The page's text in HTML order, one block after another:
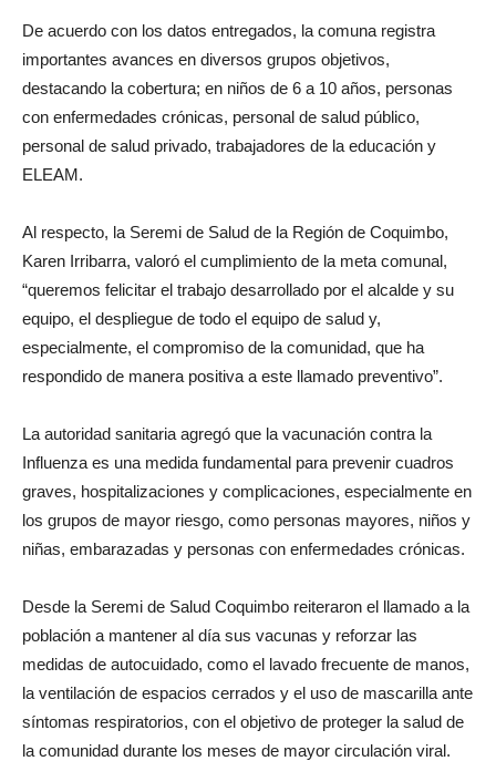
De acuerdo con los datos entregados, la comuna registra
importantes avances en diversos grupos objetivos,
destacando la cobertura; en niños de 6 a 10 años, personas
con enfermedades crónicas, personal de salud público,
personal de salud privado, trabajadores de la educación y
ELEAM.
Al respecto, la Seremi de Salud de la Región de Coquimbo,
Karen Irribarra, valoró el cumplimiento de la meta comunal,
“queremos felicitar el trabajo desarrollado por el alcalde y su
equipo, el despliegue de todo el equipo de salud y,
especialmente, el compromiso de la comunidad, que ha
respondido de manera positiva a este llamado preventivo”.
La autoridad sanitaria agregó que la vacunación contra la
Influenza es una medida fundamental para prevenir cuadros
graves, hospitalizaciones y complicaciones, especialmente en
los grupos de mayor riesgo, como personas mayores, niños y
niñas, embarazadas y personas con enfermedades crónicas.
Desde la Seremi de Salud Coquimbo reiteraron el llamado a la
población a mantener al día sus vacunas y reforzar las
medidas de autocuidado, como el lavado frecuente de manos,
la ventilación de espacios cerrados y el uso de mascarilla ante
síntomas respiratorios, con el objetivo de proteger la salud de
la comunidad durante los meses de mayor circulación viral.